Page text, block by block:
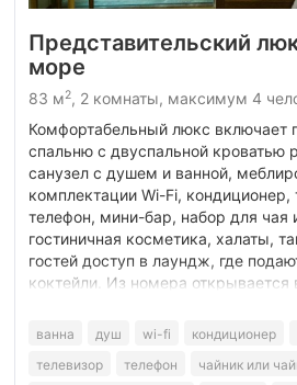
Представительский
море
83 м2, 2 комнаты, максимум 4
Комфортабельный люкс включает
спальню с двуспальной кроватью
санузел с душем и ванной,
комплектации Wi-Fi, кондиционер,
телефон, мини-бар, набор для чая
гостиничная косметика, халаты,
гостей доступ в лаундж, где
коктейли. Из номера открывается
ванна душ wi-fi кондиционер
телевизор
телефон
чайник или